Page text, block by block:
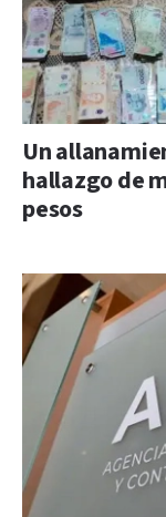
Un
hallazgo de
pesos